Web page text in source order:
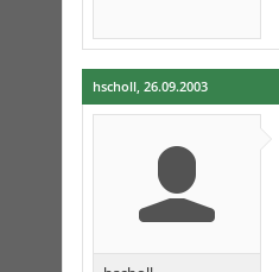
hscholl, 26.09.2003